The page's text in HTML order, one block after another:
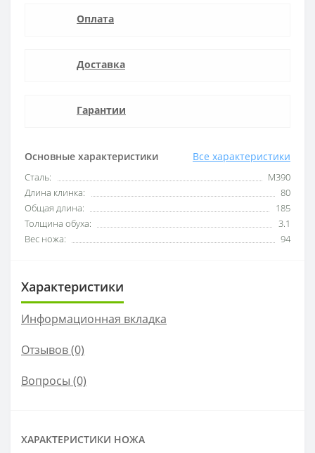
Основные характеристики Все характеристики
Сталь:
M390
Длина клинка:
80
Общая длина:
185
Толщина обуха:
3.1
Вес ножа:
94
Оплата
Доставка
Гарантии
Характеристики
Информационная вкладка
Отзывов (0)
Вопросы (0)
ХАРАКТЕРИСТИКИ НОЖА